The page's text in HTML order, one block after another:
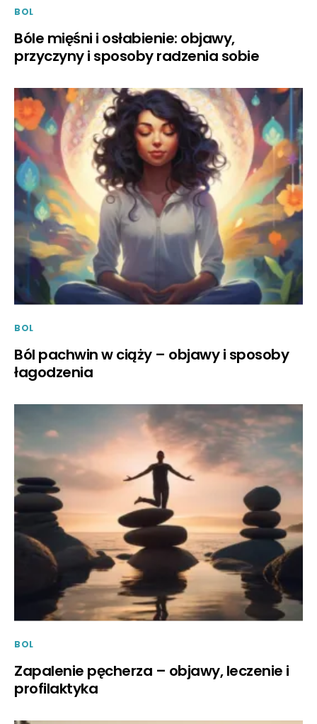
BOL
Bóle mięśni i osłabienie: objawy,
przyczyny i sposoby radzenia sobie
BOL
Ból pachwin w ciąży – objawy i sposoby
łagodzenia
BOL
Zapalenie pęcherza – objawy, leczenie i
profilaktyka